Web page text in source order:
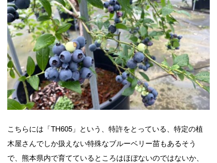
こちらには「TH605」という、特許をとっている、特定の植
木屋さんでしか扱えない特殊なブルーベリー苗もあるそう
で、熊本県内で育てているところはほぼないのではないか、